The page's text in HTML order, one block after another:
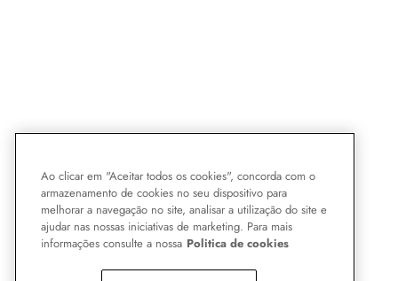
Ao clicar em "Aceitar todos os cookies", concorda com o
armazenamento de cookies no seu dispositivo para
melhorar a navegação no site, analisar a utilização do site e
ajudar nas nossas iniciativas de marketing. Para mais
informações consulte a nossa Politica de cookies